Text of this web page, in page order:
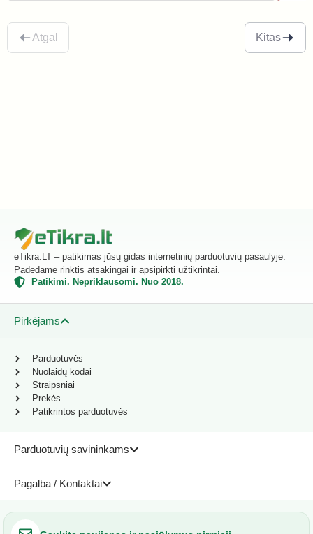
Atgal Kitas
eTikra.LT – patikimas jūsų gidas internetinių parduotuvių pasaulyje.
Padedame rinktis atsakingai ir apsipirkti užtikrintai.
Patikimi. Nepriklausomi. Nuo 2018.
Pirkėjams
Parduotuvių savininkams
Pagalba / Kontaktai
Parduotuvės
Nuolaidų kodai
Straipsniai
Prekės
Patikrintos parduotuvės